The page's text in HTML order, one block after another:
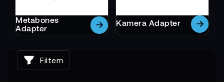
Metabones
Adapter
Kamera Adapter
Filtern